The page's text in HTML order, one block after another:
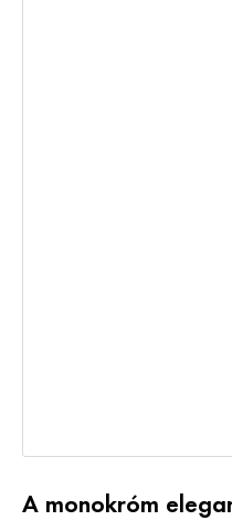
A monokróm